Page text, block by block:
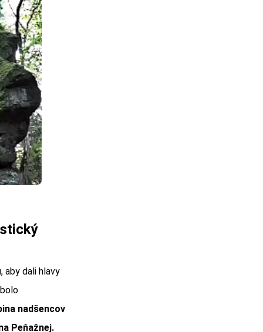
aby dali hlavy
nadšencov
Peňažnej.